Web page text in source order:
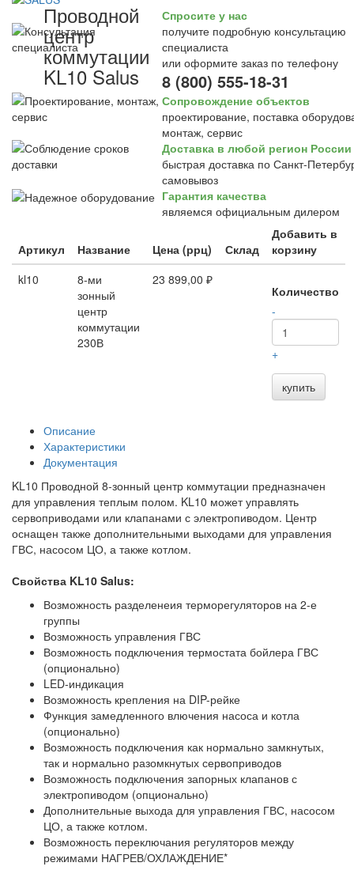
Проводной
центр
коммутации
KL10 Salus
Спросите у нас
получите подробную консультацию
специалиста
или оформите заказ по телефону
8 (800) 555-18-31
Сопровождение объектов
проектирование, поставка
монтаж, сервис
Доставка в любой регион России
быстрая доставка по Санкт-
самовывоз
Гарантия качества
являемся официальным дилером
Артикул Название Цена (ррц) Склад
Добавить в
корзину
kl10
8-ми
зонный
центр
коммутации
230В
23 899,00 ₽
Количество
-
+
купить
Описание
Характеристики
Документация
KL10 Проводной 8-зонный центр коммутации предназначен
для управления теплым полом. KL10 может управлять
сервоприводами или клапанами с электропиводом. Центр
оснащен также дополнительными выходами для управления
ГВС, насосом ЦО, а также котлом.
Свойства KL10 Salus:
Возможность разделенеия терморегуляторов на 2-е
группы
Возможность управления ГВС
Возможность подключения термостата бойлера ГВС
(опционально)
LED-индикация
Возможность крепления на DIP-рейке
Функция замедленного влючения насоса и котла
(опционально)
Возможность подключения как нормально замкнутых,
так и нормально разомкнутых сервоприводов
Возможность подключения запорных клапанов с
электропиводом (опционально)
Дополнительные выхода для управления ГВС, насосом
ЦО, а также котлом.
Возможность переключания регуляторов между
режимами НАГРЕВ/ОХЛАЖДЕНИЕ*